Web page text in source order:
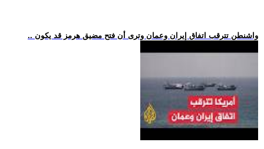
.. واشنطن تترقب اتفاق إيران وعمان وترى أن فتح مضيق هرمز قد يكون